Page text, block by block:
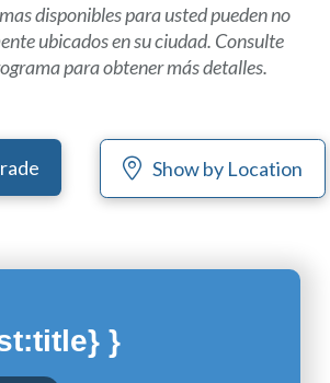
disponibles para usted pueden no
ubicados en su ciudad. Consulte
para obtener más detalles.
Show by Location
}